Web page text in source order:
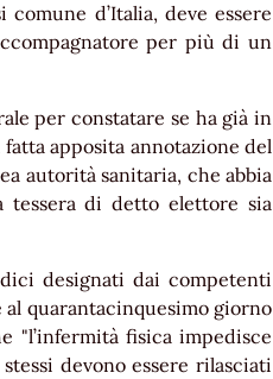
d’Italia, deve essere
per più di un
per constatare se ha già in
apposita annotazione del
autorità sanitaria, che abbia
tessera di detto elettore sia
designati dai competenti
quarantacinquesimo giorno
"l’infermità fisica impedisce
devono essere rilasciati